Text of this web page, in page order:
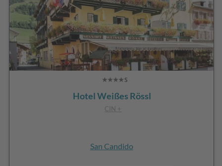
Hotel Weißes Rössl
CIN +
San Candido